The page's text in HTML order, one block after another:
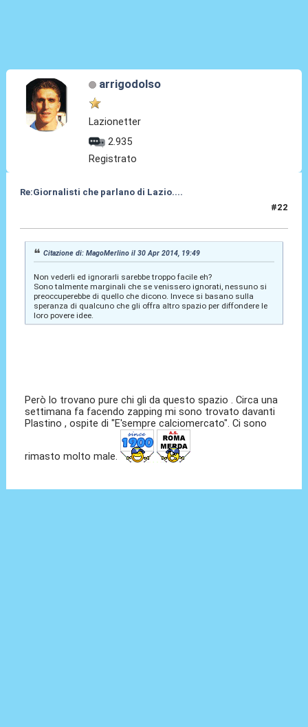
arrigodolso
Lazionetter
2.935
Registrato
Re:Giornalisti che parlano di Lazio....
#22
Citazione di: MagoMerlino il 30 Apr 2014, 19:49
Non vederli ed ignorarli sarebbe troppo facile eh?
Sono talmente marginali che se venissero ignorati, nessuno si
preoccuperebbe di quello che dicono. Invece si basano sulla
speranza di qualcuno che gli offra altro spazio per diffondere le
loro povere idee.
Però lo trovano pure chi gli da questo spazio . Circa una
settimana fa facendo zapping mi sono trovato davanti
Plastino , ospite di "E'sempre calciomercato". Ci sono
rimasto molto male.